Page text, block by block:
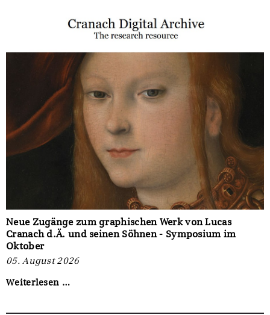
den
„Ernst
Siemens
Preis
für
Kunst
und
Handel
2027“
bis
zum
September
2026
Neue Zugänge zum graphischen Werk von Lucas
Cranach d.Ä. und seinen Söhnen - Symposium im
Oktober
05. August 2026
Weiterlesen …Neue